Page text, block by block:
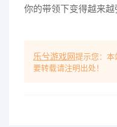
你的带领下变得越来越
乐兮游戏网提示您：本
要转载请注明出处！